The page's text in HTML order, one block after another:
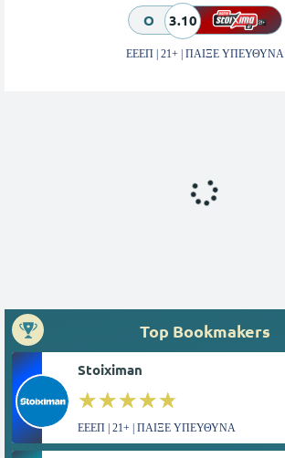
O 3.10
ΕΕΕΠ | 21+ | ΠΑΙΞΕ ΥΠΕΥΘΥΝΑ
Top Bookmakers
Stoiximan
☆☆☆☆☆
★★★★★
ΕΕΕΠ | 21+ | ΠΑΙΞΕ ΥΠΕΥΘΥΝΑ